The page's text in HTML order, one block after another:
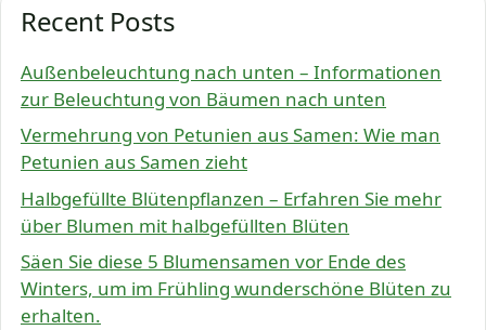
Recent Posts
Außenbeleuchtung nach unten – Informationen
zur Beleuchtung von Bäumen nach unten
Vermehrung von Petunien aus Samen: Wie man
Petunien aus Samen zieht
Halbgefüllte Blütenpflanzen – Erfahren Sie mehr
über Blumen mit halbgefüllten Blüten
Säen Sie diese 5 Blumensamen vor Ende des
Winters, um im Frühling wunderschöne Blüten zu
erhalten.